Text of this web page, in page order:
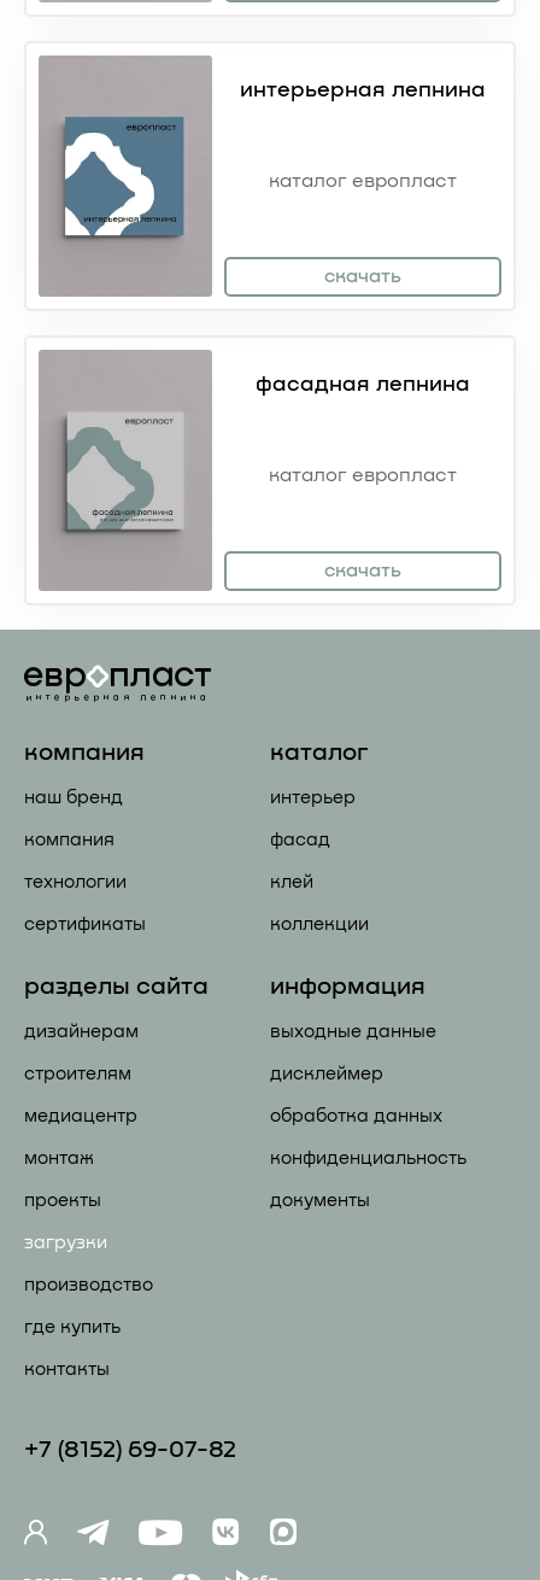
интерьерная лепнина
каталог европласт
скачать
фасадная лепнина
каталог европласт
скачать
компания
наш бренд
компания
технологии
сертификаты
каталог
интерьер
фасад
клей
коллекции
разделы сайта
дизайнерам
строителям
медиацентр
монтаж
проекты
загрузки
производство
где купить
контакты
информация
выходные данные
дисклеймер
обработка данных
конфиденциальность
документы
+7 (81 52) 69-07-82